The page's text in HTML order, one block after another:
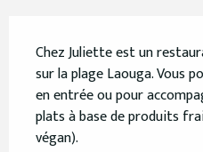
Chez Juliette est un
sur la plage Laouga. Vous
en entrée ou pour
plats à base de produits
végan).